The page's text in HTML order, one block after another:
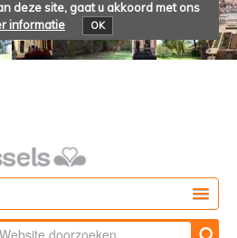
deze site, gaat u akkoord met ons
informatie OK